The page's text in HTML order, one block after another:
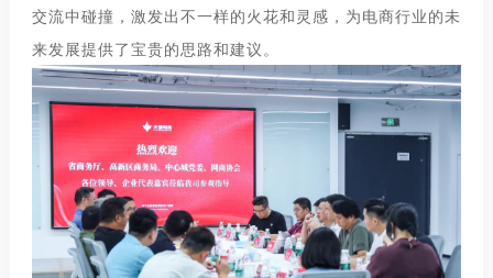
交流中碰撞，激发出不一样的火花和灵感，为电商行业的未
来发展提供了宝贵的思路和建议。